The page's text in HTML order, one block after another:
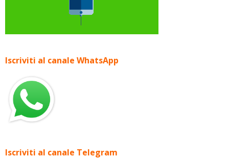
Iscriviti al canale WhatsApp
Iscriviti al canale Telegram